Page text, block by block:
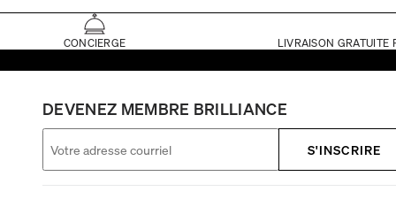
CONCIERGE LIVRAISON GRATUITE
DEVENEZ MEMBRE BRILLIANCE
S'INSCRIRE